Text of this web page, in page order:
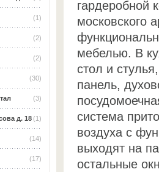
(1)
(2)
(2)
(30)
(3)
(1)
д. 18
(14)
(17)
гардеробной
московского
мебелью. В
стол и
панель,
система
воздуха с
выходят на
остальные